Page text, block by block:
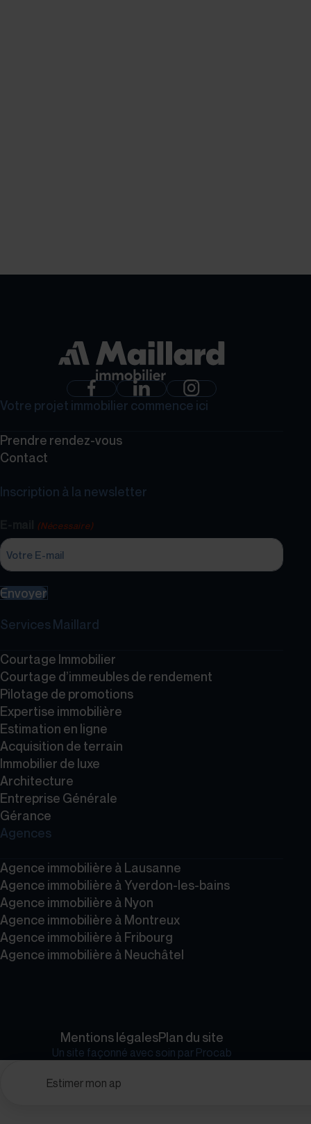
Votre projet immobilier commence ici
Prendre rendez-vous
Contact
Inscription à la newsletter
(Nécessaire)
Envoyer
Services Maillard
Courtage Immobilier
Courtage d’immeubles de rendement
Pilotage de promotions
Expertise immobilière
Estimation en ligne
Acquisition de terrain
Immobilier de luxe
Architecture
Entreprise Générale
Gérance
Agences
Agence immobilière à Lausanne
Agence immobilière à Yverdon-les-bains
Agence immobilière à Nyon
Agence immobilière à Montreux
Agence immobilière à Fribourg
Agence immobilière à Neuchâtel
Mentions légalesPlan du site
Un site façonné avec soin par Procab